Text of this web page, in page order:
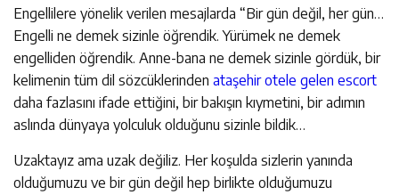
Engellilere yönelik verilen mesajlarda “Bir gün değil, her gün…
Engelli ne demek sizinle öğrendik. Yürümek ne demek
engelliden öğrendik. Anne-bana ne demek sizinle gördük, bir
kelimenin tüm dil sözcüklerinden ataşehir otele gelen escort
daha fazlasını ifade ettiğini, bir bakışın kıymetini, bir adımın
aslında dünyaya yolculuk olduğunu sizinle bildik…
Uzaktayız ama uzak değiliz. Her koşulda sizlerin yanında
olduğumuzu ve bir gün değil hep birlikte olduğumuzu